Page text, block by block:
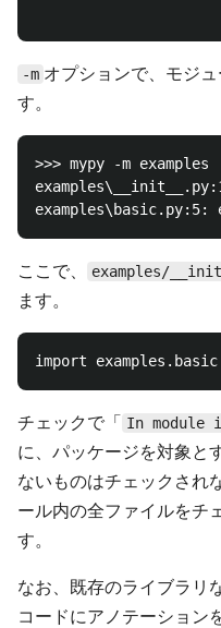
-m オプションで、モジ
す。
>>> mypy -m examples
ここで、 examples/
ます。
チェックで「 In module
に、パッケージを対象と
ないものはチェックされ
ール内の全ファイルをチ
す。
なお、既存のライブラリ
コードにアノテーション